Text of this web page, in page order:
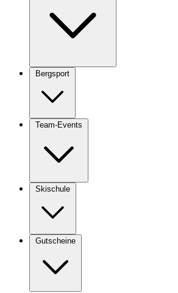
Bergsport
Team-Events
Skischule
Gutscheine